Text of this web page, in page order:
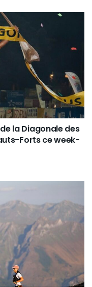
la Diagonale des
Forts ce week-